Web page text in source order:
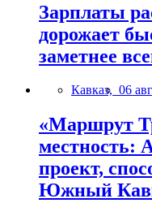
Зарплаты
дорожает
заметнее
Кавказ, 06
«Маршрут
местность:
проект,
Южный